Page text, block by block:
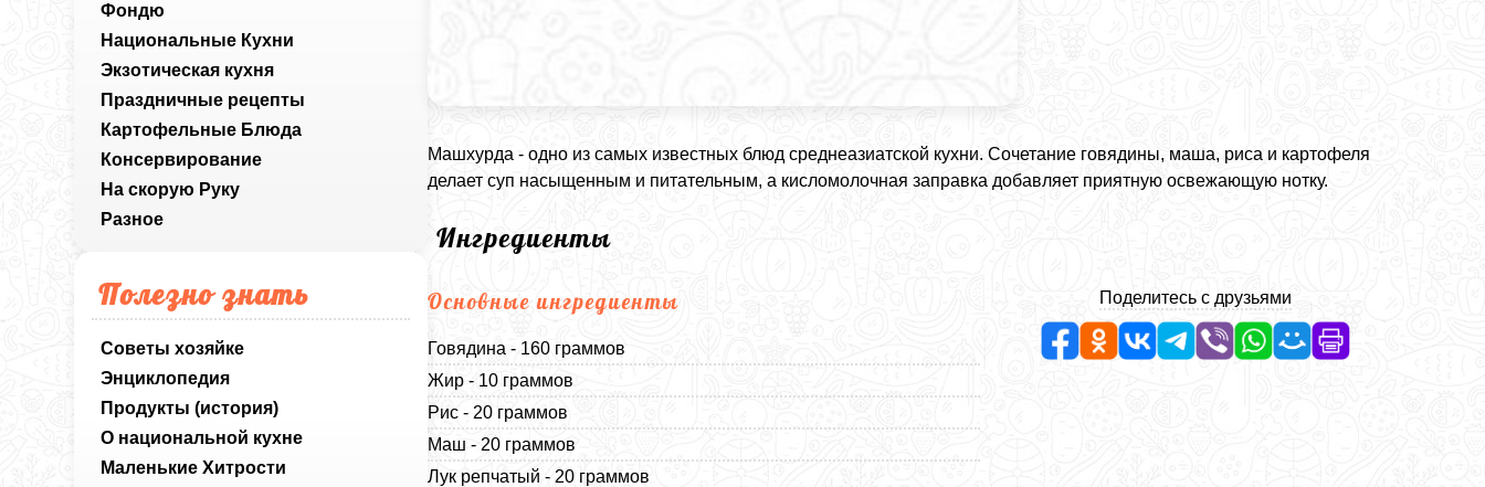
Фондю
Национальные Кухни
Экзотическая кухня
Праздничные рецепты
Картофельные Блюда
Консервирование
На скорую Руку
Разное
Полезно знать
Советы хозяйке
Энциклопедия
Продукты (история)
О национальной кухне
Маленькие Хитрости
Машхурда - одно из самых известных блюд среднеазиатской кухни. Сочетание говядины, маша, риса и картофеля
делает суп насыщенным и питательным, а кисломолочная заправка добавляет приятную освежающую нотку.
Ингредиенты
Основные ингредиенты
Говядина - 160 граммов
Жир - 10 граммов
Рис - 20 граммов
Маш - 20 граммов
Лук репчатый - 20 граммов
Поделитесь с друзьями